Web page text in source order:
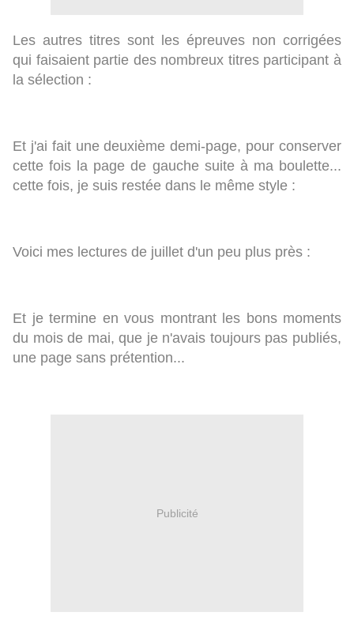
Les autres titres sont les épreuves non corrigées
qui faisaient partie des nombreux titres participant à
la sélection :
Et j'ai fait une deuxième demi-page, pour conserver
cette fois la page de gauche suite à ma boulette...
cette fois, je suis restée dans le même style :
Voici mes lectures de juillet d'un peu plus près :
Et je termine en vous montrant les bons moments
du mois de mai, que je n'avais toujours pas publiés,
une page sans prétention...
Publicité